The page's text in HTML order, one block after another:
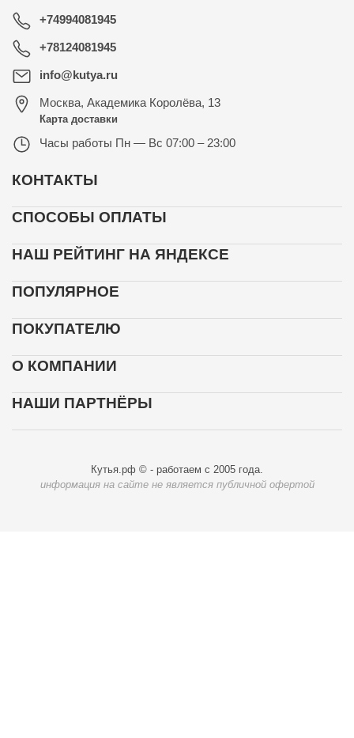
+74994081945
+78124081945
info@kutya.ru
Москва, Академика Королёва, 13
Карта доставки
Часы работы Пн — Вс 07:00 – 23:00
КОНТАКТЫ
СПОСОБЫ ОПЛАТЫ
НАШ РЕЙТИНГ НА ЯНДЕКСЕ
ПОПУЛЯРНОЕ
ПОКУПАТЕЛЮ
О КОМПАНИИ
НАШИ ПАРТНЁРЫ
Кутья.рф © - работаем с 2005 года.
информация на сайте не является публичной офертой